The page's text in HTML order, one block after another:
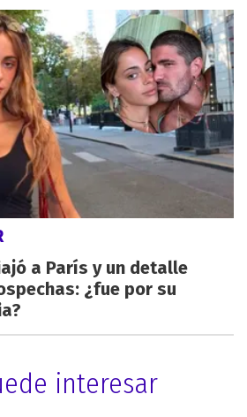
a París y un detalle
¿fue por su
interesar